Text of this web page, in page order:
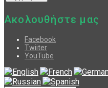
Ακολουθήστε μας
Facebook
Twiiter
YouTube